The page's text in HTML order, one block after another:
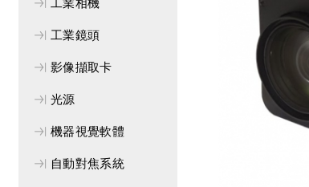
工業鏡頭
影像擷取卡
光源
機器視覺軟體
自動對焦系統